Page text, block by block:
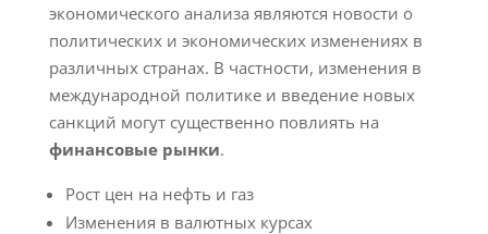
экономического анализа являются новости о
политических и экономических изменениях в
различных странах. В частности, изменения в
международной политике и введение новых
санкций могут существенно повлиять на
финансовые рынки.
Рост цен на нефть и газ
Изменения в валютных курсах